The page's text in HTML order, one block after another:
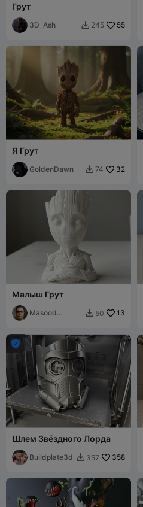
Грут
3D_Ash  245 55
Я Грут
GoldenDawn  74 32
Малыш Грут
Masood
 50 13

Шлем Звёздного Лорда
Buildplate3d  357 358